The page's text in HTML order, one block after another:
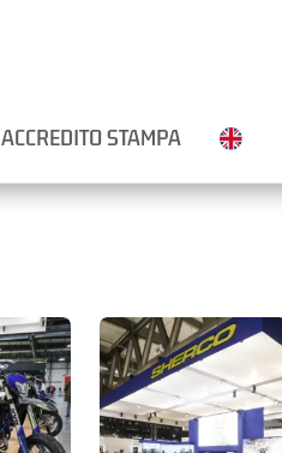
ACCREDITO STAMPA